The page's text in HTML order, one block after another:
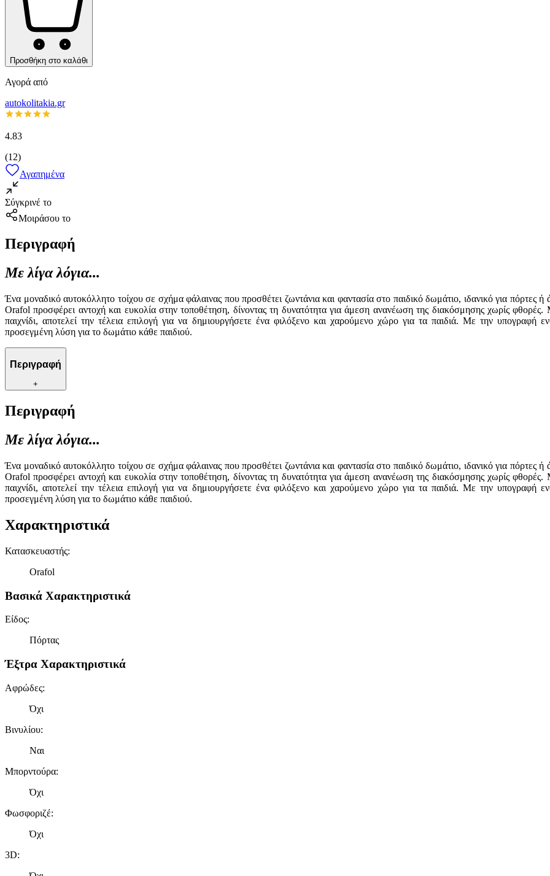
Προσθήκη στο καλάθι
Αγορά από
autokolitakia.gr
4.83
(12)
Αγαπημένα
Σύγκρινέ το
Μοιράσου το
Περιγραφή
Με λίγα λόγια...
Ένα μοναδικό αυτοκόλλητο τοίχου σε σχήμα φάλαινας που προσθέτει ζωντάνια και φαντασία στο παιδικό δωμάτιο, ιδανικό για πόρτες ή
Orafol προσφέρει αντοχή και ευκολία στην τοποθέτηση, δίνοντας τη δυνατότητα για άμεση ανανέωση της διακόσμησης χωρίς φθορές.
παιχνίδι, αποτελεί την τέλεια επιλογή για να δημιουργήσετε ένα φιλόξενο και χαρούμενο χώρο για τα παιδιά. Με την υπογραφή
προσεγμένη λύση για το δωμάτιο κάθε παιδιού.
Περιγραφή
+
Περιγραφή
Με λίγα λόγια...
Ένα μοναδικό αυτοκόλλητο τοίχου σε σχήμα φάλαινας που προσθέτει ζωντάνια και φαντασία στο παιδικό δωμάτιο, ιδανικό για πόρτες ή
Orafol προσφέρει αντοχή και ευκολία στην τοποθέτηση, δίνοντας τη δυνατότητα για άμεση ανανέωση της διακόσμησης χωρίς φθορές.
παιχνίδι, αποτελεί την τέλεια επιλογή για να δημιουργήσετε ένα φιλόξενο και χαρούμενο χώρο για τα παιδιά. Με την υπογραφή
προσεγμένη λύση για το δωμάτιο κάθε παιδιού.
Χαρακτηριστικά
Κατασκευαστής:
Orafol
Βασικά Χαρακτηριστικά
Είδος:
Πόρτας
Έξτρα Χαρακτηριστικά
Αφρώδες:
Όχι
Βινυλίου:
Ναι
Μπορντούρα:
Όχι
Φωσφοριζέ:
Όχι
3D: